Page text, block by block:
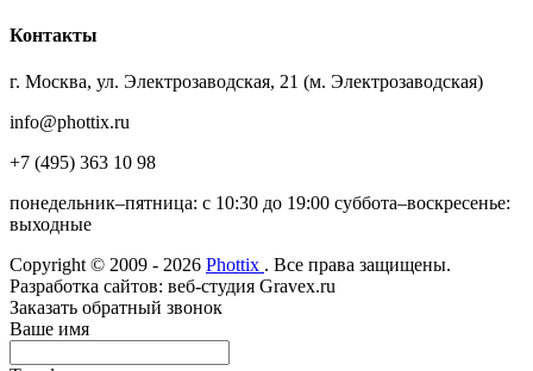
Контакты
г. Москва, ул. Электрозаводская, 21 (м. Электрозаводская)
info@phottix.ru
+7 (495) 363 10 98
понедельник–пятница: с 10:30 до 19:00 суббота–воскресенье:
выходные
Copyright © 2009 - 2026 Phottix . Все права защищены.
Разработка сайтов: веб-студия Gravex.ru
Заказать обратный звонок
Ваше имя